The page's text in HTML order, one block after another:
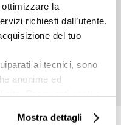
la
richiesti dall’utente.
del tuo
ai tecnici, sono
anonime ed
sono utilizzati, solo
Mostra dettagli
измерения: